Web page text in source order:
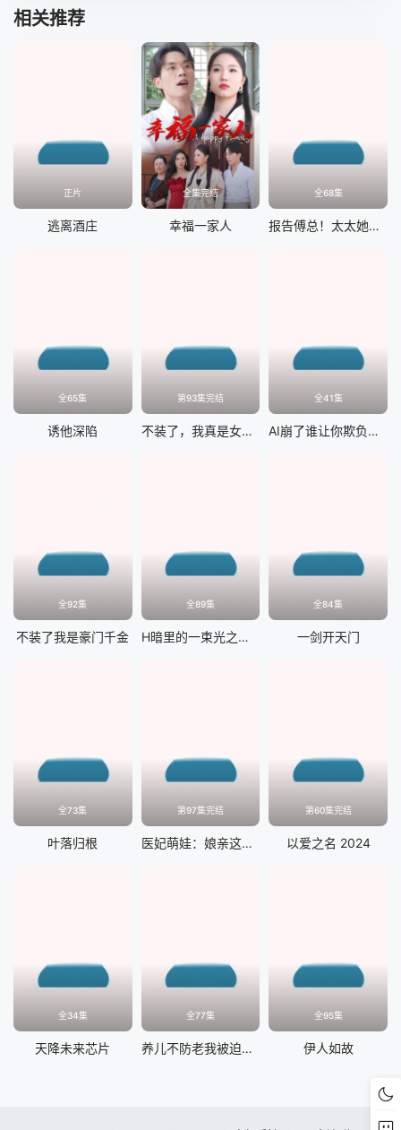
相关推荐
正片
逃离酒庄
全集完结
幸福一家人
全68集
报告傅总！太太她又离家出走了
全65集
诱他深陷
第93集完结
不装了，我真是女总裁
全41集
AI崩了谁让你欺负大叔的
全92集
不装了我是豪门千金
全89集
H暗里的一束光之妈妈的爱
全84集
一剑开天门
全73集
叶落归根
第97集完结
医妃萌娃：娘亲这才是我爹爹
第60集完结
以爱之名 2024
全34集
天降未来芯片
全77集
养儿不防老我被迫重生
全95集
伊人如故